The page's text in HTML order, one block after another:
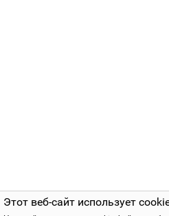
Этот веб-сайт использует